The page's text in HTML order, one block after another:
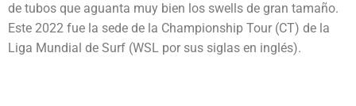
de tubos que aguanta muy bien los swells de gran tamaño.
Este 2022 fue la sede de la Championship Tour (CT) de la
Liga Mundial de Surf (WSL por sus siglas en inglés).